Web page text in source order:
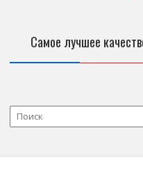
Самое лучшее